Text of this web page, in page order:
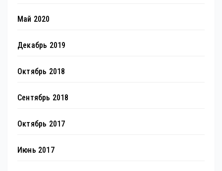
Май 2020
Декабрь 2019
Октябрь 2018
Сентябрь 2018
Октябрь 2017
Июнь 2017